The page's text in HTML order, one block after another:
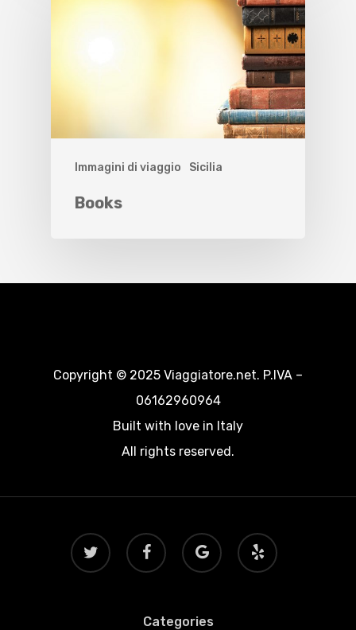
Immagini di viaggio Sicilia
Books
Copyright © 2025 Viaggiatore.net. P.IVA –
06162960964
Built with love in Italy
All rights reserved.
twitter facebook
google-
plus
yelp
Categories